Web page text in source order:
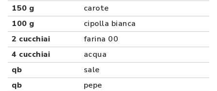
150 g
carote
100 g
cipolla bianca
2 cucchiai
farina 00
4 cucchiai
acqua
qb
sale
qb
pepe